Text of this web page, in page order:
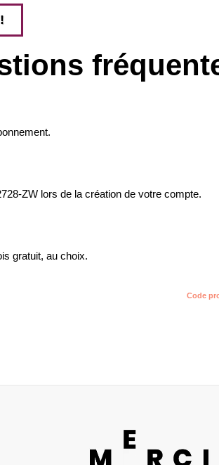
ZW lors de la création de votre compte.
gratuit, au choix.
Code